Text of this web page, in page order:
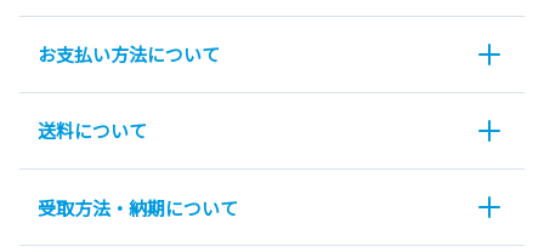
お支払い方法について
送料について
受取方法・納期について